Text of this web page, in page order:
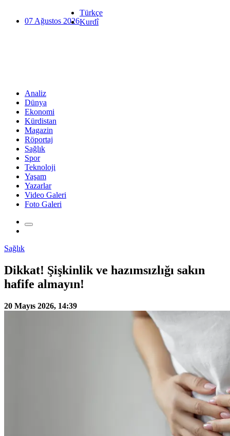
07 Ağustos 2026
Türkçe
Kurdî
Analiz
Dünya
Ekonomi
Kürdistan
Magazin
Röportaj
Sağlık
Spor
Teknoloji
Yaşam
Yazarlar
Video Galeri
Foto Galeri
Sağlık
Dikkat! Şişkinlik ve hazımsızlığı sakın
hafife almayın!
20 Mayıs 2026, 14:39